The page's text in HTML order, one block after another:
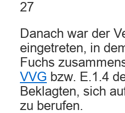
27
Danach war der
eingetreten, in
Fuchs
VVG bzw. E.1.4
Beklagten, sich
zu berufen.